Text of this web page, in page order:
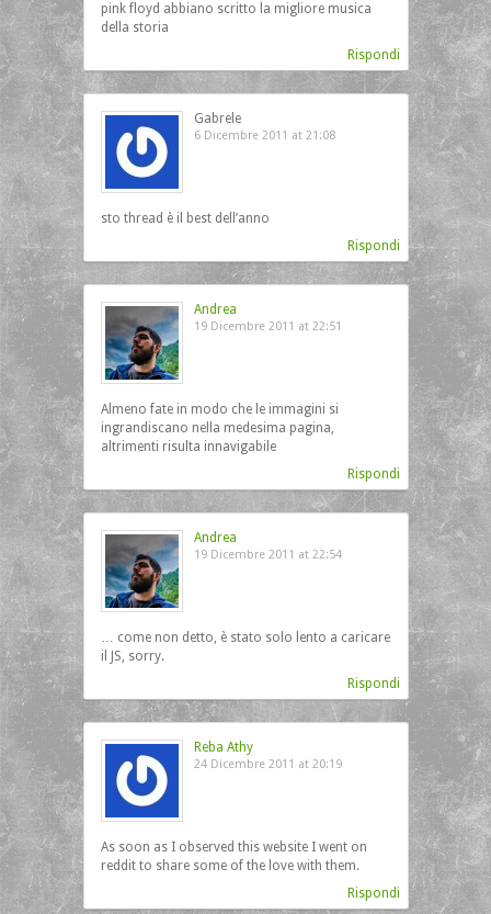
pink floyd abbiano scritto la migliore musica
della storia
Rispondi
Gabrele
6 Dicembre 2011 at 21:08
sto thread è il best dell’anno
Rispondi
Andrea
19 Dicembre 2011 at 22:51
Almeno fate in modo che le immagini si
ingrandiscano nella medesima pagina,
altrimenti risulta innavigabile
Rispondi
Andrea
19 Dicembre 2011 at 22:54
… come non detto, è stato solo lento a caricare
il JS, sorry.
Rispondi
Reba Athy
24 Dicembre 2011 at 20:19
As soon as I observed this website I went on
reddit to share some of the love with them.
Rispondi